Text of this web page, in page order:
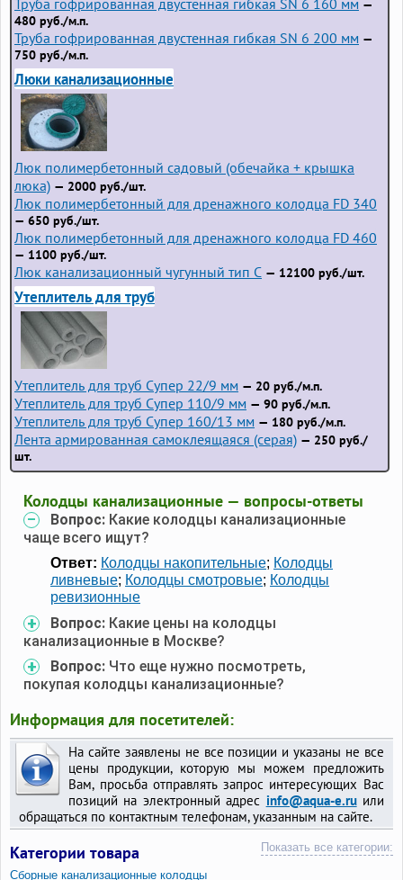
—
480 руб./м.п.
Труба гофрированная двустенная гибкая SN 6 200 мм —
750 руб./м.п.
Люки канализационные
Люк полимербетонный садовый (обечайка + крышка
люка) — 2000 руб./шт.
Люк полимербетонный для дренажного колодца FD 340
— 650 руб./шт.
Люк полимербетонный для дренажного колодца FD 460
— 1100 руб./шт.
Люк канализационный чугунный тип С — 12100 руб./шт.
Утеплитель для труб
Утеплитель для труб Супер 22/9 мм — 20 руб./м.п.
Утеплитель для труб Супер 110/9 мм — 90 руб./м.п.
Утеплитель для труб Супер 160/13 мм — 180 руб./м.п.
Лента армированная самоклеящаяся (серая) — 250 руб./
шт.
Колодцы канализационные — вопросы-ответы
Вопрос: Какие колодцы канализационные
чаще всего ищут?
Ответ: Колодцы накопительные; Колодцы
ливневые; Колодцы смотровые; Колодцы
ревизионные
Вопрос: Какие цены на колодцы
канализационные в Москве?
Вопрос: Что еще нужно посмотреть,
покупая колодцы канализационные?
Информация для посетителей:
На сайте заявлены не все позиции и указаны не все
цены продукции, которую мы можем предложить
Вам, просьба отправлять запрос интересующих Вас
позиций на электронный адрес info@aqua-e.ruили
обращаться по контактным телефонам, указанным на сайте.
Категории товара Показать все категории:
Сборные канализационные колодцы